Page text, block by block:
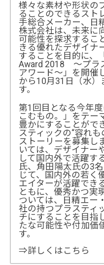
様々な素材や形状の
ることのできるスト
手総合メーカー、日
株式会社は、未来に
可能性を探求するこ
きる優れたデザイナ
することを目的に、
Award 2018 ～プラ
アワード～」を開催
から10月31日（水）
す。
第1回目となる今年
こむもの。」をテー
豊かにすることがで
スティックの“容れ
ストーリーを募集し
いては、デザイナー
して国内外で活躍す
氏、角田陽太氏の3
じて、国内外の若く
エイターが活躍でき
ともに、優秀かつ実
ついては、日精エー
社の持つプラスティ
チにすることを目指
たな可能性や付加価
す。
⇒詳しくはこちら